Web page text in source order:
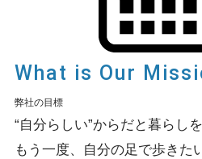
What is Our
弊社の目標
“自分らしい”からだと暮らしを
もう一度、自分の足で歩きた